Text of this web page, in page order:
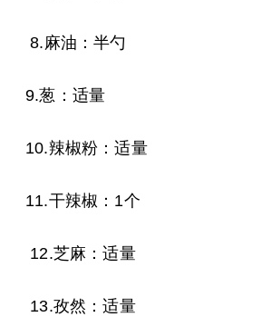
8.麻油：半勺
9.葱：适量
10.辣椒粉：适量
11.干辣椒：1个
12.芝麻：适量
13.孜然：适量